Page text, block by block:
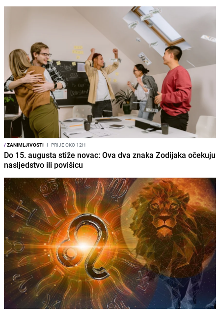
/ZANIMLJIVOSTI I PRIJE OKO 12H
Do 15. augusta stiže novac: Ova dva znaka Zodijaka očekuju
nasljedstvo ili povišicu